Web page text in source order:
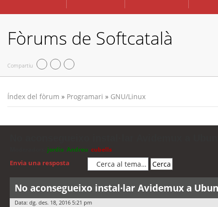
Fòrums de Softcatalà
Compartiu
Índex del fòrum » Programari » GNU/Linux
jordis Andreu cubells
Envia una resposta
No aconsegueixo instal·lar Avidemux a
Data: dg. des. 18, 2016 5:21 pm